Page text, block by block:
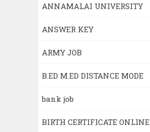
ANNAMALAI UNIVERSITY
ANSWER KEY
ARMY JOB
B.ED M.ED DISTANCE MODE
bank job
BIRTH CERTIFICATE ONLINE